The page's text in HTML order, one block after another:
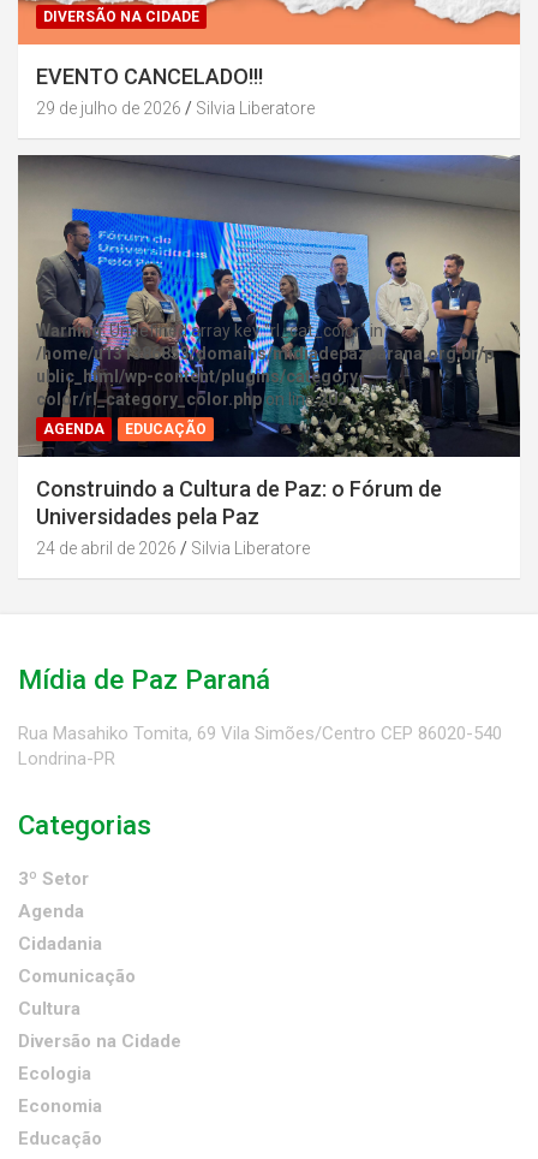
DIVERSÃO NA CIDADE
EVENTO CANCELADO!!!
29 de julho de 2026 Silvia Liberatore
Warning: Undefined array key "rl_cat_color" in
/home/u131386853/domains/midiadepazparana.org.br/p
ublic_html/wp-content/plugins/category-
color/rl_category_color.phpon line202
AGENDA EDUCAÇÃO
Construindo a Cultura de Paz: o Fórum de
Universidades pela Paz
24 de abril de 2026 Silvia Liberatore
Mídia de Paz Paraná
Rua Masahiko Tomita, 69 Vila Simões/Centro CEP 86020-540
Londrina-PR
Categorias
3º Setor
Agenda
Cidadania
Comunicação
Cultura
Diversão na Cidade
Ecologia
Economia
Educação